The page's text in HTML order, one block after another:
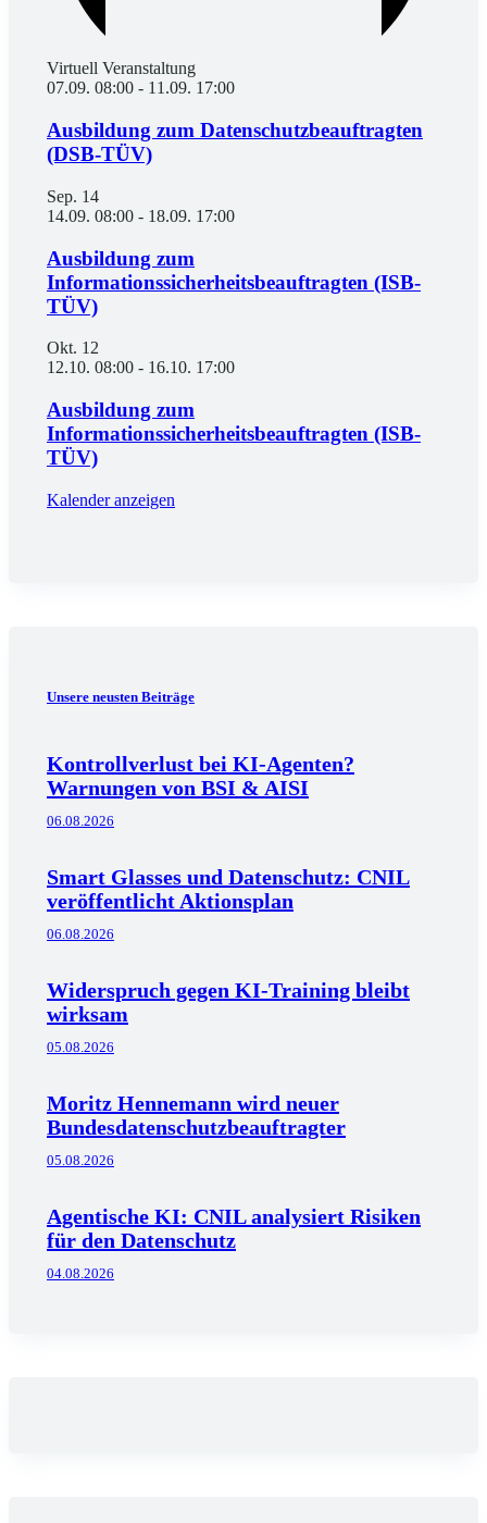
Virtuell Veranstaltung
07.09. 08:00 - 11.09. 17:00
Ausbildung zum Datenschutzbeauftragten
(DSB-TÜV)
Sep. 14
14.09. 08:00 - 18.09. 17:00
Ausbildung zum
Informationssicherheitsbeauftragten (ISB-
TÜV)
Okt. 12
12.10. 08:00 - 16.10. 17:00
Ausbildung zum
Informationssicherheitsbeauftragten (ISB-
TÜV)
Kalender anzeigen
Unsere neusten Beiträge
Kontrollverlust bei KI-Agenten?
Warnungen von BSI & AISI
06.08.2026
Smart Glasses und Datenschutz: CNIL
veröffentlicht Aktionsplan
06.08.2026
Widerspruch gegen KI-Training bleibt
wirksam
05.08.2026
Moritz Hennemann wird neuer
Bundesdatenschutzbeauftragter
05.08.2026
Agentische KI: CNIL analysiert Risiken
für den Datenschutz
04.08.2026